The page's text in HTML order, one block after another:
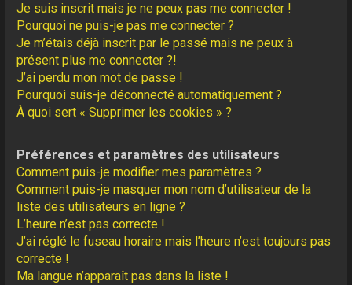
Je suis inscrit mais je ne peux pas me connecter !
Pourquoi ne puis-je pas me connecter ?
Je m’étais déjà inscrit par le passé mais ne peux à
présent plus me connecter ?!
J’ai perdu mon mot de passe !
Pourquoi suis-je déconnecté automatiquement ?
À quoi sert « Supprimer les cookies » ?
Préférences et paramètres des utilisateurs
Comment puis-je modifier mes paramètres ?
Comment puis-je masquer mon nom d’utilisateur de la
liste des utilisateurs en ligne ?
L’heure n’est pas correcte !
J’ai réglé le fuseau horaire mais l’heure n’est toujours pas
correcte !
Ma langue n’apparaît pas dans la liste !